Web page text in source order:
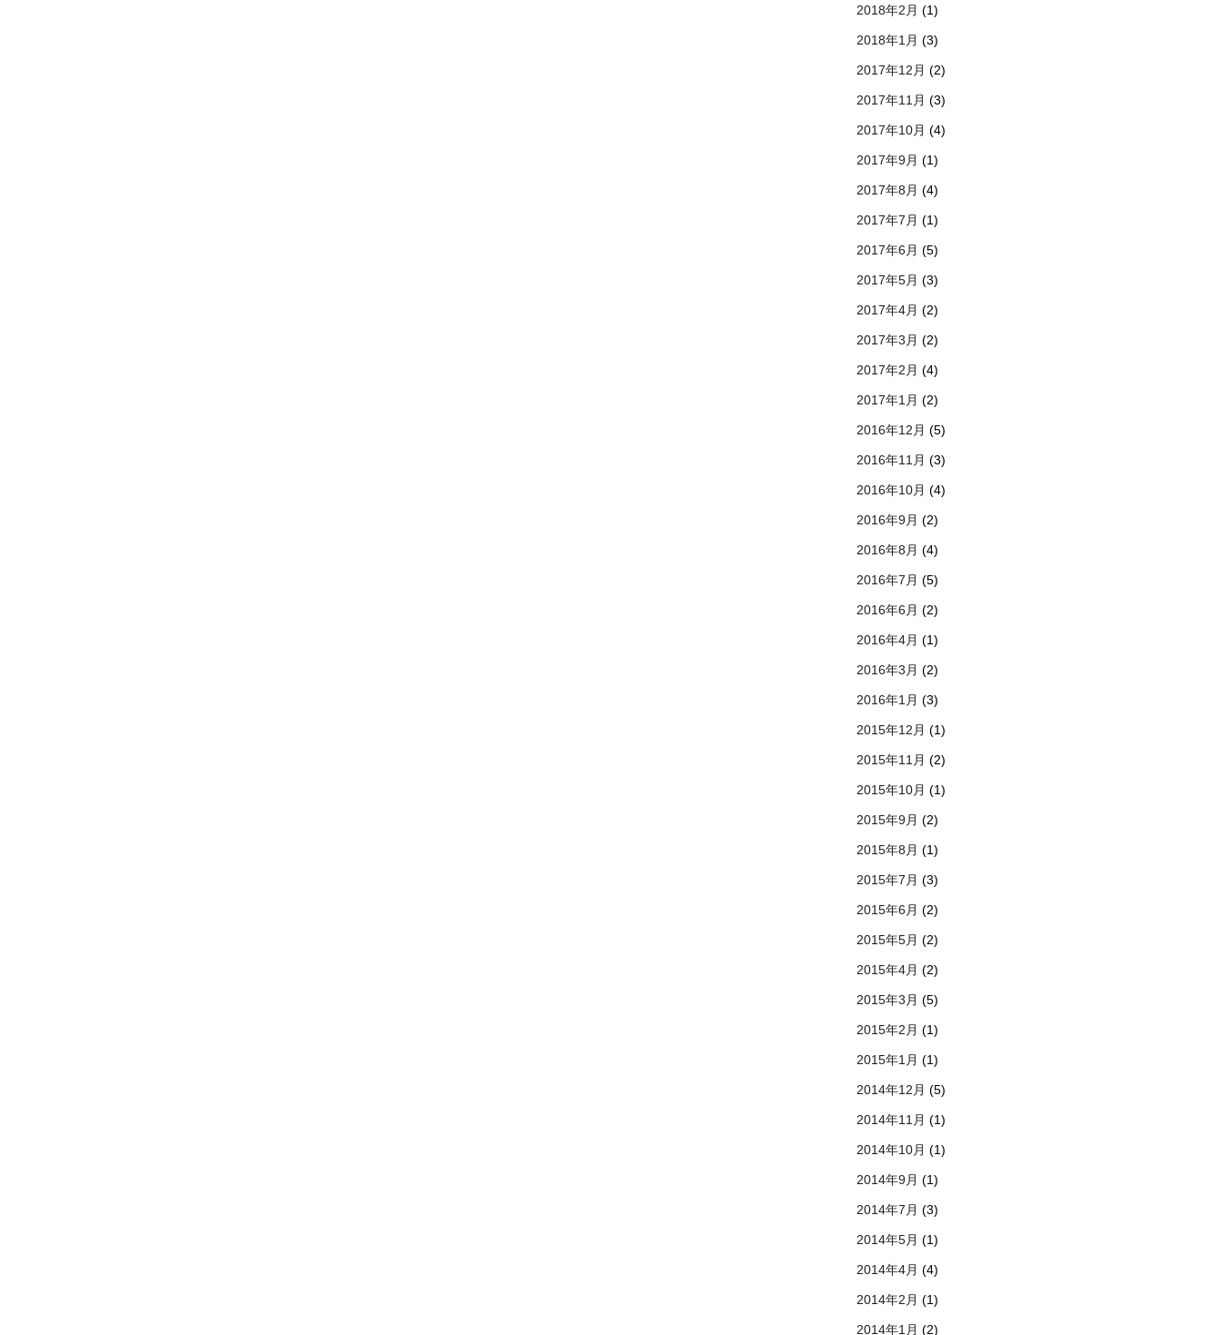
2018年2月 (1)
2018年1月 (3)
2017年12月 (2)
2017年11月 (3)
2017年10月 (4)
2017年9月 (1)
2017年8月 (4)
2017年7月 (1)
2017年6月 (5)
2017年5月 (3)
2017年4月 (2)
2017年3月 (2)
2017年2月 (4)
2017年1月 (2)
2016年12月 (5)
2016年11月 (3)
2016年10月 (4)
2016年9月 (2)
2016年8月 (4)
2016年7月 (5)
2016年6月 (2)
2016年4月 (1)
2016年3月 (2)
2016年1月 (3)
2015年12月 (1)
2015年11月 (2)
2015年10月 (1)
2015年9月 (2)
2015年8月 (1)
2015年7月 (3)
2015年6月 (2)
2015年5月 (2)
2015年4月 (2)
2015年3月 (5)
2015年2月 (1)
2015年1月 (1)
2014年12月 (5)
2014年11月 (1)
2014年10月 (1)
2014年9月 (1)
2014年7月 (3)
2014年5月 (1)
2014年4月 (4)
2014年2月 (1)
2014年1月 (2)